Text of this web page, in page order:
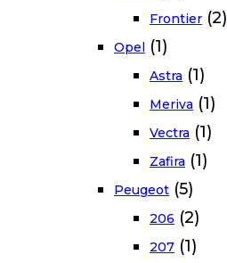
Frontier (2)
Opel (1)
Astra (1)
Meriva (1)
Vectra (1)
Zafira (1)
Peugeot (5)
206 (2)
207 (1)